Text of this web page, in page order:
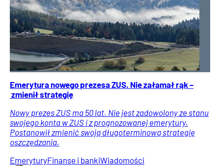
Emerytura nowego prezesa ZUS. Nie załamał rąk –
zmienił strategię
Nowy prezes ZUS ma 50 lat. Nie jest zadowolony ze stanu
swojego konta w ZUS i z prognozowanej emerytury.
Postanowił zmienić swoją długoterminową strategię
oszczędzania.
EmeryturyFinanse i bankiWiadomości